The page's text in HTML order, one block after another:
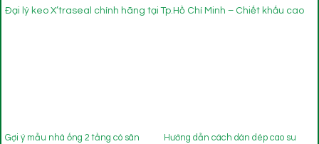
Đại lý keo X’traseal chính hãng tại Tp.Hồ Chí Minh – Chiết khấu cao
Gợi ý mẫu nhà ống 2 tầng có sân
Hướng dẫn cách dán dép cao su